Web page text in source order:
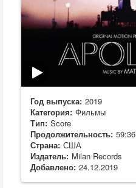
Год выпуска: 2019
Категория: Фильмы
Тип: Score
Продолжительность: 59:36
Страна: США
Издатель: Milan Records
Добавлено: 24.12.2019